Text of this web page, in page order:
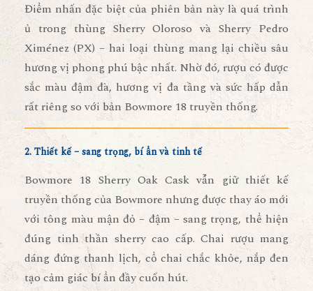
Điểm nhấn đặc biệt của phiên bản này là quá trình
ủ trong thùng Sherry Oloroso và Sherry Pedro
Ximénez (PX) – hai loại thùng mang lại chiều sâu
hương vị phong phú bậc nhất. Nhờ đó, rượu có được
sắc màu đậm đà, hương vị đa tầng và sức hấp dẫn
rất riêng so với bản Bowmore 18 truyền thống.
2. Thiết kế – sang trọng, bí ẩn và tinh tế
Bowmore 18 Sherry Oak Cask vẫn giữ thiết kế
truyền thống của Bowmore nhưng được thay áo mới
với tông màu mận đỏ – đậm – sang trọng, thể hiện
đúng tinh thần sherry cao cấp. Chai rượu mang
dáng đứng thanh lịch, cổ chai chắc khỏe, nắp đen
tạo cảm giác bí ẩn đầy cuốn hút.